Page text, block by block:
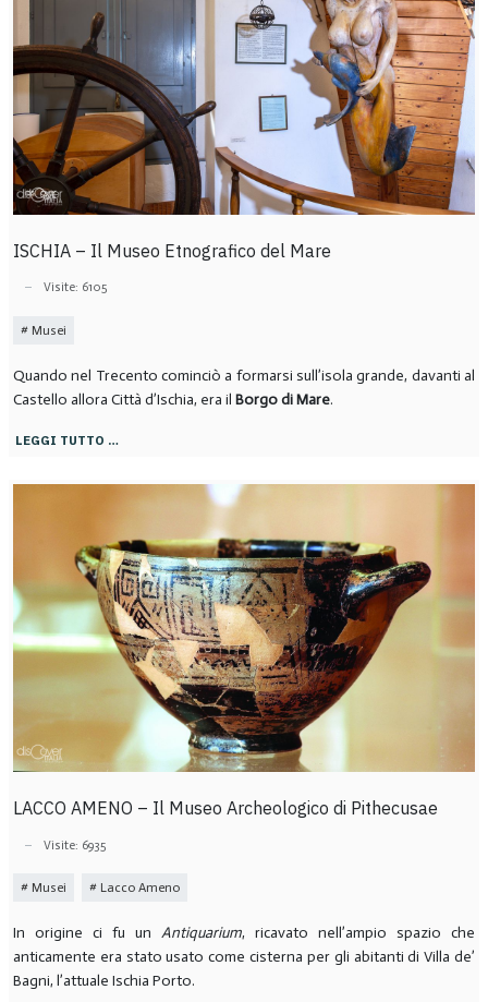
ISCHIA – Il Museo Etnografico del Mare
Visite: 6105
Musei
Quando nel Trecento cominciò a formarsi sull’isola grande, davanti al
Castello allora Città d’Ischia, era il Borgo di Mare.
LEGGI TUTTO …
LACCO AMENO – Il Museo Archeologico di Pithecusae
Visite: 6935
Musei Lacco Ameno
In origine ci fu unAntiquarium, ricavato nell’ampio spazio che
anticamente era stato usato come cisterna per gli abitanti di Villa de’
Bagni, l’attuale Ischia Porto.